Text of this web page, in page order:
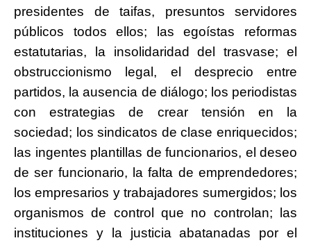
presidentes de taifas, presuntos servidores
públicos todos ellos; las egoístas reformas
estatutarias, la insolidaridad del trasvase; el
obstruccionismo legal, el desprecio entre
partidos, la ausencia de diálogo; los periodistas
con estrategias de crear tensión en la
sociedad; los sindicatos de clase enriquecidos;
las ingentes plantillas de funcionarios, el deseo
de ser funcionario, la falta de emprendedores;
los empresarios y trabajadores sumergidos; los
organismos de control que no controlan; las
instituciones y la justicia abatanadas por el